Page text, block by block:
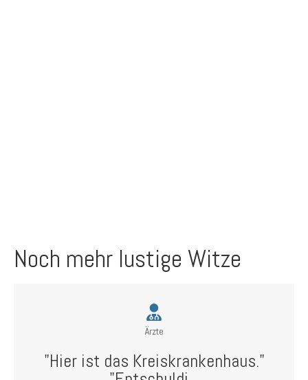
Noch mehr lustige Witze
Ärzte
"Hier ist das Kreiskrankenhaus."